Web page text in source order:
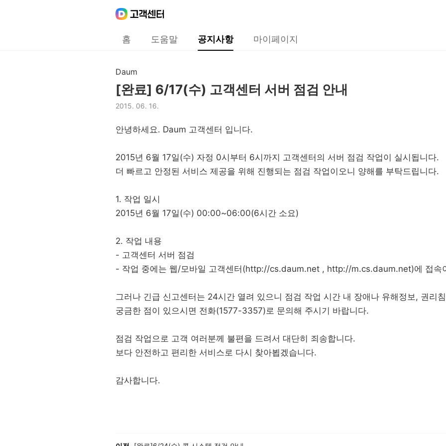
홈 도움말 공지사항 마이페이지
Daum
[완료] 6/17(수) 고객센터 서버 점검 안내
2015. 06. 16.
안녕하세요. Daum 고객센터 입니다.
2015년 6월 17일(수) 자정 0시부터 6시까지 고객센터의 서버 점검 작업이 실시됩니다.
더 빠르고 안정된 서비스 제공을 위해 진행되는 점검 작업이오니 양해를 부탁드립니다.
1. 작업 일시
2015년 6월 17일(수) 00:00~06:00(6시간 소요)
2. 작업 내용
- 고객센터 서버 점검
- 작업 중에는 웹/모바일 고객센터(http://cs.daum.net , http://m.cs.daum.net)에 접속
그러나 긴급 신고센터는 24시간 열려 있으니 점검 작업 시간 내 장애나 유해정보, 권리
궁금한 점이 있으시면 전화(1577-3357)로 문의해 주시기 바랍니다.
점검 작업으로 고객 여러분께 불편을 드려서 대단히 죄송합니다.
보다 안전하고 편리한 서비스로 다시 찾아뵙겠습니다.
감사합니다.